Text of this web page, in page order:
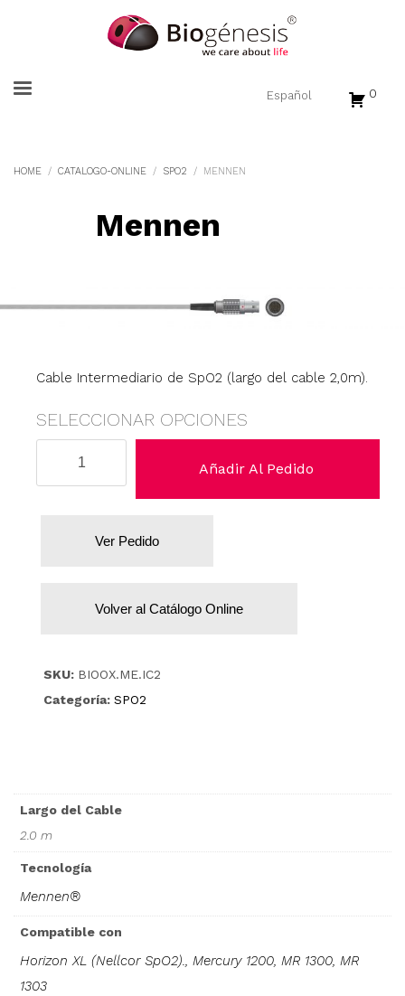
0
HOME CATALOGO-ONLINE SPO2 MENNEN
Mennen
Cable Intermediario de SpO2 (largo del cable 2,0m).
SELECCIONAR OPCIONES
Añadir Al Pedido
Ver Pedido
Volver al Catálogo Online
SKU: BIOOX.ME.IC2
Categoría: SPO2
Largo del Cable
2.0 m
Tecnología
Mennen®
Compatible con
Horizon XL (Nellcor SpO2)., Mercury 1200, MR 1300, MR
1303